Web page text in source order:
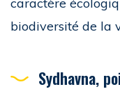
biodiversité de la
Sydhavna,